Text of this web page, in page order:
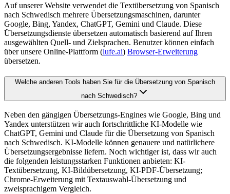
Auf unserer Website verwendet die Textübersetzung von Spanisch
nach Schwedisch mehrere Übersetzungsmaschinen, darunter
Google, Bing, Yandex, ChatGPT, Gemini und Claude. Diese
Übersetzungsdienste übersetzen automatisch basierend auf Ihren
ausgewählten Quell- und Zielsprachen. Benutzer können einfach
über unsere Online-Plattform (lufe.ai) Browser-Erweiterung
übersetzen.
Welche anderen Tools haben Sie für die Übersetzung von Spanisch
nach Schwedisch?
Neben den gängigen Übersetzungs-Engines wie Google, Bing und
Yandex unterstützen wir auch fortschrittliche KI-Modelle wie
ChatGPT, Gemini und Claude für die Übersetzung von Spanisch
nach Schwedisch. KI-Modelle können genauere und natürlichere
Übersetzungsergebnisse liefern. Noch wichtiger ist, dass wir auch
die folgenden leistungsstarken Funktionen anbieten: KI-
Textübersetzung, KI-Bildübersetzung, KI-PDF-Übersetzung;
Chrome-Erweiterung mit Textauswahl-Übersetzung und
zweisprachigem Vergleich.